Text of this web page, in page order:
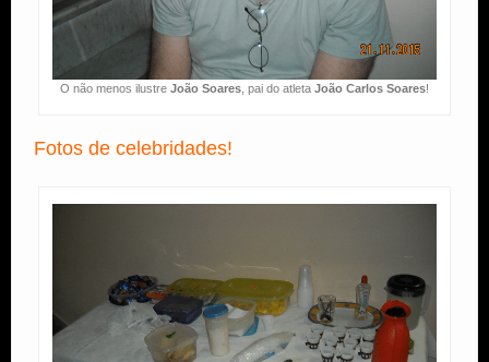
O não menos ilustre João Soares, pai do atleta João Carlos Soares!
Fotos de celebridades!